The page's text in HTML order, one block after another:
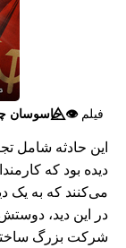
فیلم👁️⃤جاسوسان
این حادثه شامل
دیده بود که
می‌کنند که به یک
در این دید،
شرکت بزرگ